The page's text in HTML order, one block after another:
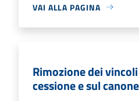
VAI ALLA PAGINA
Rimozione dei
cessione e sul